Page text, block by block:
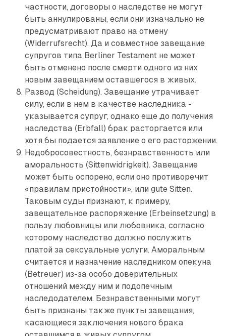
частности, договоры о наследстве не могут
быть аннулированы, если они изначально не
предусматривают право на отмену
(Widerrufsrecht). Да и совместное завещание
супругов типа Berliner Testament не может
быть отменено после смерти одного из них
новым завещанием оставшегося в живых.
Развод (Scheidung). Завещание утрачивает
силу, если в нем в качестве наследника ­
указывается супруг, однако еще до получения
наследства ­(Erbfall) брак расторгается или
хотя бы подается заявление о его расторжении.
Недобросовестность, безнравственность или
аморальность (Sittenwidrigkeit). Завещание
может быть оспорено, если оно противоречит
«правилам пристойности», или gute Sitten.
Таковым суды признают, к примеру,
завещательное распоряжение (Erbeinsetzung) в
пользу любовницы или любовника, согласно
которому наследство должно послужить
платой за сексуальные услуги. Аморальным
считается и назначение наследником опекуна
(Betreuer) из-за особо доверительных
отношений между ним и подопечным
наследодателем. Безнравственными могут
быть признаны также пункты завещания,
касающие­ся заключения нового брака